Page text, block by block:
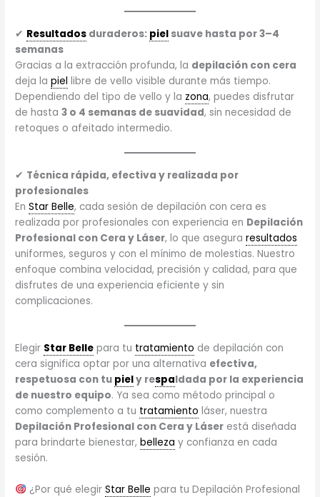
✔ Resultados duraderos: piel suave hasta por 3–4
semanas
Gracias a la extracción profunda, la depilación con cera
deja lapiel libre de vello visible durante más tiempo.
Dependiendo del tipo de vello y la zona, puedes disfrutar
de hasta3 o 4 semanas de suavidad, sin necesidad de
retoques o afeitado intermedio.
✔ Técnica rápida, efectiva y realizada por
profesionales
EnStar Belle, cada sesión de depilación con cera es
realizada por profesionales con experiencia en Depilación
Profesional con Cera y Láser, lo que aseguraresultados
uniformes, seguros y con el mínimo de molestias. Nuestro
enfoque combina velocidad, precisión y calidad, para que
disfrutes de una experiencia eficiente y sin
complicaciones.
Elegir Star Belle para tu tratamiento de depilación con
cera significa optar por una alternativa efectiva,
respetuosa con tu piely respaldada por la experiencia
de nuestro equipo. Ya sea como método principal o
como complemento a tu tratamiento láser, nuestra
Depilación Profesional con Cera y Láser está diseñada
para brindarte bienestar,belleza y confianza en cada
sesión.
¿Por qué elegir Star Belle para tu Depilación Profesional